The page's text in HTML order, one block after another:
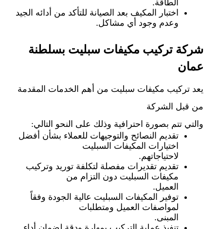
الطاقة.
اختبار المكيف بعد الصيانة للتأكد من أدائه الجيد
وعدم وجود أي مشاكل.
شركة تركيب مكيفات سبليت بسلطنة
عمان
يعد تركيب مكيفات سبليت من أهم الخدمات المقدمة
من قبل الشركة
والتي تتم بصورة احترافية وذلك على النحو التالي:
تقديم النصائح والتوجيهات للعملاء بشأن أفضل
اختيارات المكيفات السبليت
لاحتياجاتهم.
تقديم تقديرات مفصلة لتكلفة توريد وتركيب
مكيفات السبليت دون التزام من
العميل.
توفير المكيفات السبليت عالية الجودة وفقاً
لمواصفات العميل ومتطلبات
المبنى.